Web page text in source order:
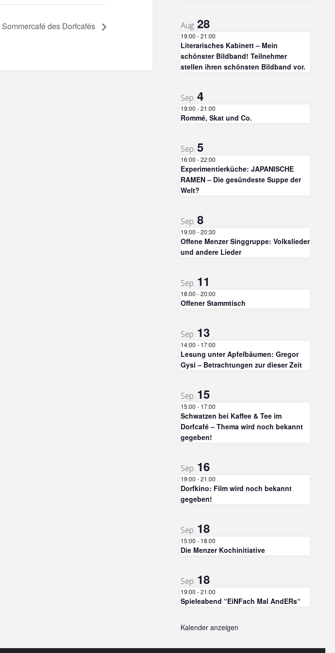
Sommercafé des Dorfcafés Aug. 28
19:00 -21:00
Literarisches Kabinett – Mein
schönster Bildband! Teilnehmer
stellen ihren schönsten Bildband vor.
Sep. 4
19:00 -21:00
Rommé, Skat und Co.
Sep. 5
16:00 -22:00
Experimentierküche: JAPANISCHE
RAMEN – Die gesündeste Suppe der
Welt?
Sep. 8
19:00 -20:30
Offene Menzer Singgruppe: Volkslieder
und andere Lieder
Sep. 11
18:00 -20:00
Offener Stammtisch
Sep. 13
14:00 - 17:00
Lesung unter Apfelbäumen: Gregor
Gysi – Betrachtungen zur dieser Zeit
Sep. 15
15:00 - 17:00
Schwatzen bei Kaffee & Tee im
Dorfcafé – Thema wird noch bekannt
gegeben!
Sep. 16
19:00 -21:00
Dorfkino: Film wird noch bekannt
gegeben!
Sep. 18
15:00 - 18:00
Die Menzer Kochinitiative
Sep. 18
19:00 -21:00
Spieleabend “EiNFach Mal AndERs“
Kalender anzeigen